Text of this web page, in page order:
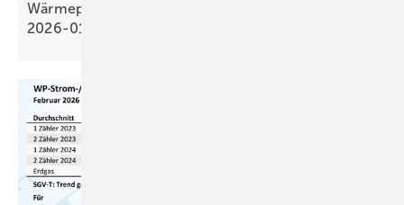
Wärmepumpen­strom-/Gas­preis-Baro­meter
2026-01